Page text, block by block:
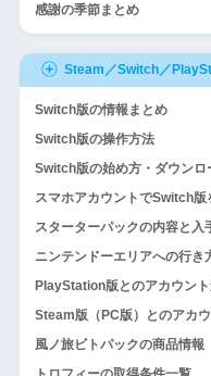
感謝の季節まとめ
Steam／Switch／
Switch版の情報まとめ
Switch版の操作方法
Switch版の始め方・ダウンロ
スマホアカウントでSwitch版
スターターパックの内容と入
ニンテンドーエリアへの行き
PlayStation版とのアカウン
Steam版（PC版）とのアカ
風ノ旅ビトパックの商品情報